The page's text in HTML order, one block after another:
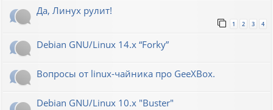
Да, Линух рулит!
1 2 3 4
Debian GNU/Linux 14.x “Forky”
Вопросы от linux-чайника про GeeXBox.
Debian GNU/Linux 10.x "Buster"